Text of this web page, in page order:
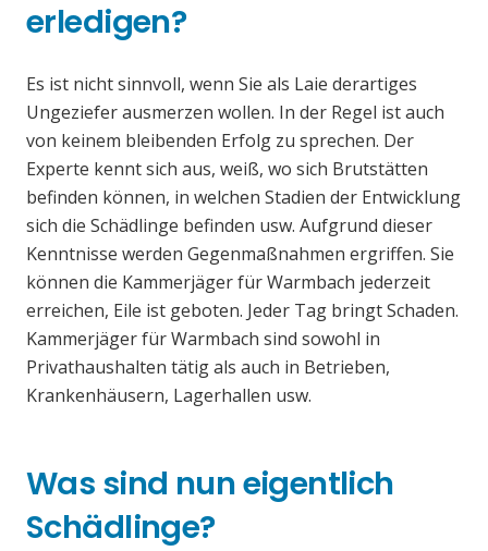
erledigen?
Es ist nicht sinnvoll, wenn Sie als Laie derartiges
Ungeziefer ausmerzen wollen. In der Regel ist auch
von keinem bleibenden Erfolg zu sprechen. Der
Experte kennt sich aus, weiß, wo sich Brutstätten
befinden können, in welchen Stadien der Entwicklung
sich die Schädlinge befinden usw. Aufgrund dieser
Kenntnisse werden Gegenmaßnahmen ergriffen. Sie
können die Kammerjäger für Warmbach jederzeit
erreichen, Eile ist geboten. Jeder Tag bringt Schaden.
Kammerjäger für Warmbach sind sowohl in
Privathaushalten tätig als auch in Betrieben,
Krankenhäusern, Lagerhallen usw.
Was sind nun eigentlich
Schädlinge?